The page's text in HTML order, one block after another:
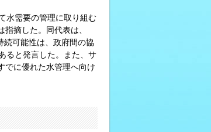
水需要の管理に取り組む
摘した。同代表は、
可能性は、政府間の協
ると発言した。また、サ
でに優れた水管理へ向け